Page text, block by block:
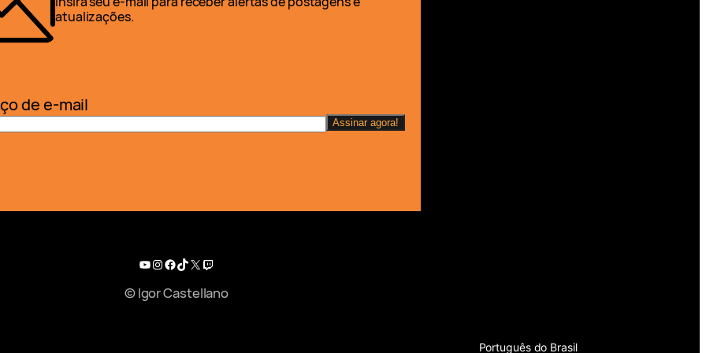
atualizações.
de e-mail
Youtube
Instagram
Facebook
TikTok
X Twitch
© Igor Castellano
Português do Brasil